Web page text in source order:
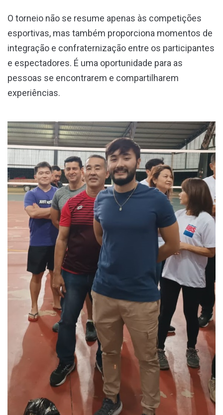
O torneio não se resume apenas às competições
esportivas, mas também proporciona momentos de
integração e confraternização entre os participantes
e espectadores. É uma oportunidade para as
pessoas se encontrarem e compartilharem
experiências.